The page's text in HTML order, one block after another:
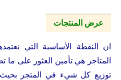
عرض المنتجات
ان النقطة الأساسية التي
المتاجر هي تأمين العثور على
توزيع كل شيء في المتجر